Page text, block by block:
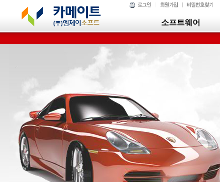
소프트웨어